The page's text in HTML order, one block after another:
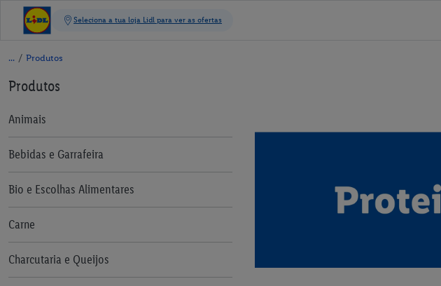
/ Produtos
Produtos
Animais
Bebidas e Garrafeira
Bio e Escolhas Alimentares
Carne
Charcutaria e Queijos